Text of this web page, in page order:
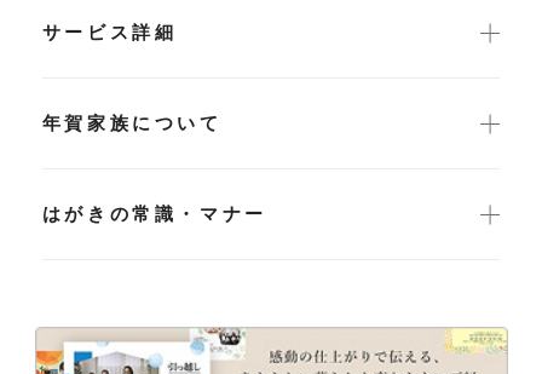
サービス詳細
年賀家族について
はがきの常識・マナー